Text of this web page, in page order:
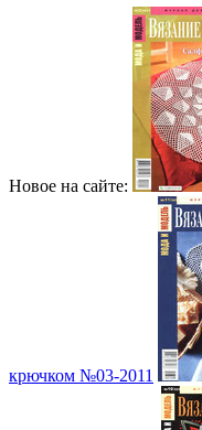
Новое на сайте:
крючком №03-2011